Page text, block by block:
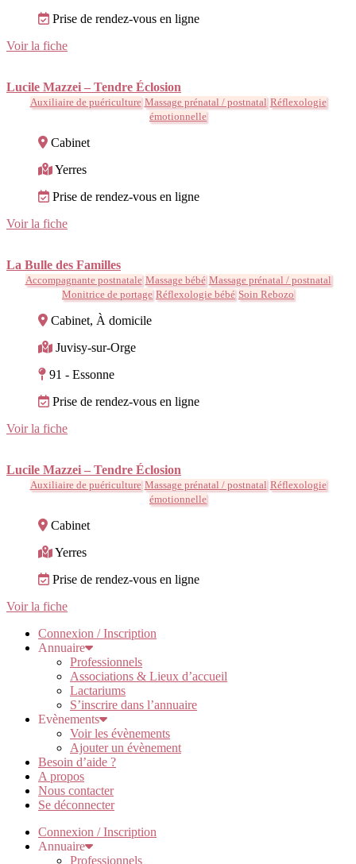
Prise de rendez-vous en ligne
Voir la fiche
Lucile Mazzei – Tendre Éclosion
Auxiliaire de puériculture Massage prénatal / postnatal Réflexologie
émotionnelle
Cabinet
Yerres
Prise de rendez-vous en ligne
Voir la fiche
La Bulle des Familles
Accompagnante postnatale Massage bébé Massage prénatal / postnatal
Monitrice de portage Réflexologie bébé Soin Rebozo
Cabinet, À domicile
Juvisy-sur-Orge
91 - Essonne
Prise de rendez-vous en ligne
Voir la fiche
Lucile Mazzei – Tendre Éclosion
Auxiliaire de puériculture Massage prénatal / postnatal Réflexologie
émotionnelle
Cabinet
Yerres
Prise de rendez-vous en ligne
Voir la fiche
Connexion / Inscription
Annuaire
Professionnels
Associations & Lieux d’accueil
Lactariums
S’inscrire dans l’annuaire
Evènements
Voir les évènements
Ajouter un évènement
Besoin d’aide ?
A propos
Nous contacter
Se déconnecter
Connexion / Inscription
Annuaire
Professionnels